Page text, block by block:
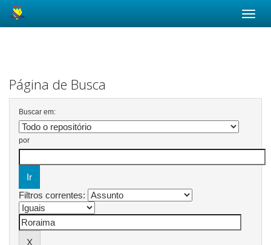
Página de Busca
Buscar em:
por
Filtros correntes: